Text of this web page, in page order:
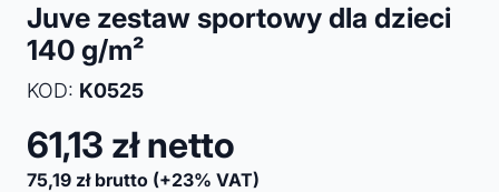
Juve zestaw sportowy dla dzieci
140 g/m²
KOD: K0525
61,13 zł netto
75,19 zł brutto (+23% VAT)